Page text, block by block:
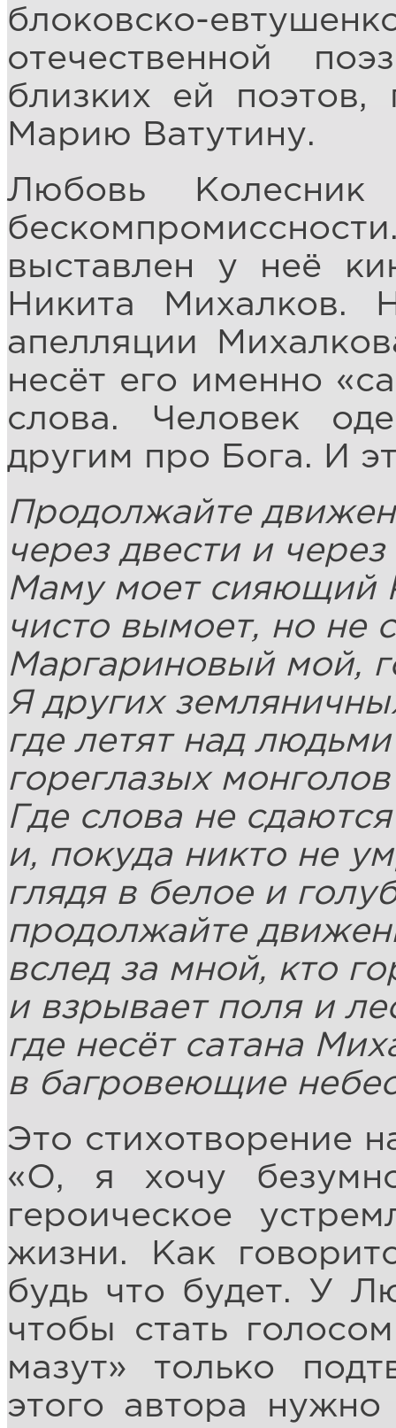
блоковско-
отечественной
близких ей поэтов,
Марию Ватутину.
Любовь
выставлен у неё
Никита Михалков.
апелляции
несёт его именно
слова. Человек
другим про Бога. И
Продолжайте
через двести и через
Маму моет сияющий
чисто вымоет, но не
Маргариновый мой,
Я других
где летят над
гореглазых
Где слова не
и, покуда никто не
глядя в белое и
продолжайте
вслед за мной, кто
и взрывает поля и
где несёт сатана
в багровеющие
Это стихотворение
«О, я хочу
героическое
жизни. Как
будь что будет. У
чтобы стать
мазут» только
этого автора